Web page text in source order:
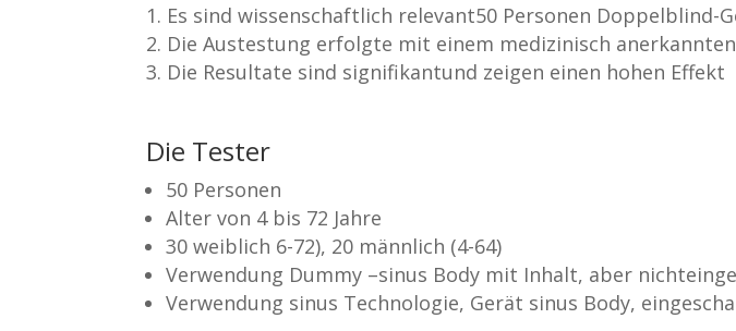
Es sind wissenschaftlich relevant50 Personen Doppelblind-
Die Austestung erfolgte mit einem medizinisch
Die Resultate sind signifikantund zeigen einen hohen Effekt
Die Tester
50 Personen
Alter von 4 bis 72 Jahre
30 weiblich 6-72), 20 männlich (4-64)
Verwendung Dummy –sinus Body mit Inhalt, aber
Verwendung sinus Technologie, Gerät sinus Body,